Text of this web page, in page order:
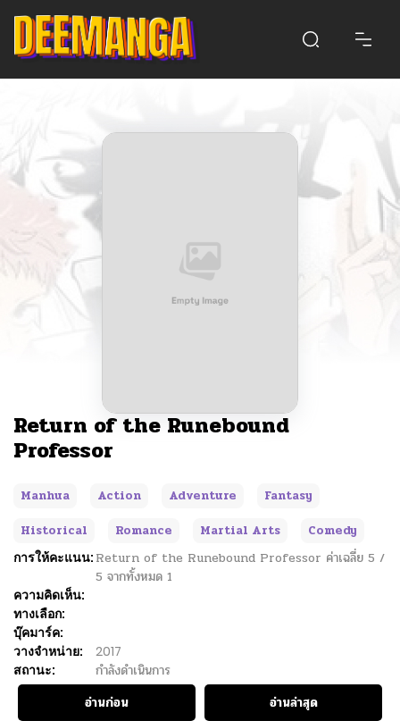
Return of the Runebound
Professor
Manhua Action Adventure
Fantasy
Historical
Romance Martial Arts
Comedy
การให้คะแนน: Return of the Runebound Professor ค่าเฉลี่ย 5 /
5 จากทั้งหมด 1
ความคิดเห็น:
ทางเลือก:
บุ๊คมาร์ค:
วางจำหน่าย:
2017
สถานะ:
กำลังดำเนินการ
อ่านก่อน
อ่านล่าสุด